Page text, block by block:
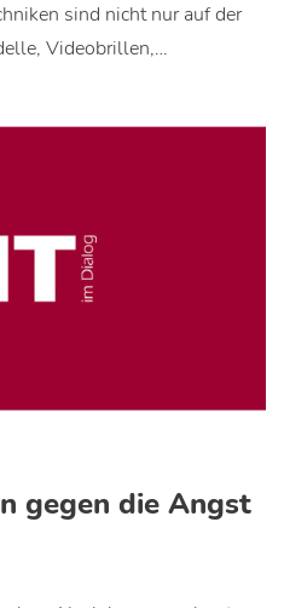
sind nicht nur auf der
Videobrillen,…
gegen die Angst